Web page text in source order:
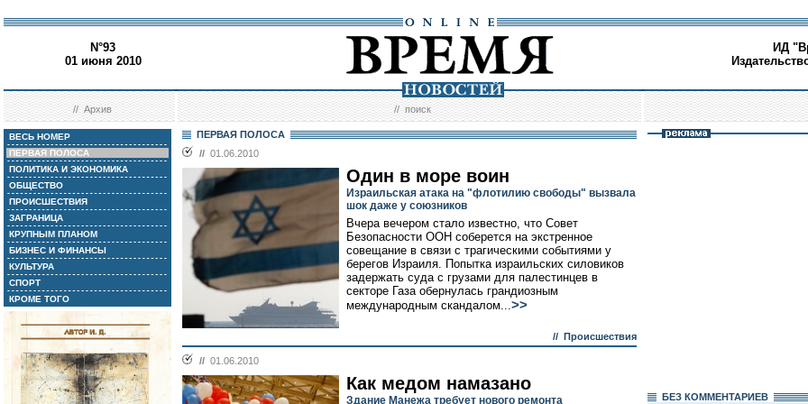
N°93
01 июня 2010
ИД
//Архив //поиск
ВЕСЬ НОМЕР
ПЕРВАЯ ПОЛОСА
ПОЛИТИКА И ЭКОНОМИКА
ОБЩЕСТВО
ПРОИСШЕСТВИЯ
ЗАГРАНИЦА
КРУПНЫМ ПЛАНОМ
БИЗНЕС И ФИНАНСЫ
КУЛЬТУРА
СПОРТ
КРОМЕ ТОГО
ПЕРВАЯ ПОЛОСА
// 01.06.2010
Один в море воин
Израильская атака на "флотилию свободы" вызвала
шок даже у союзников
Вчера вечером стало известно, что Совет
Безопасности ООН соберется на экстренное
совещание в связи с трагическими событиями у
берегов Израиля. Попытка израильских силовиков
задержать суда с грузами для палестинцев в
секторе Газа обернулась грандиозным
международным скандалом...>>
// Происшествия
// 01.06.2010
Как медом намазано
Здание Манежа требует нового ремонта
БЕЗ КОМMЕНТАРИЕВ